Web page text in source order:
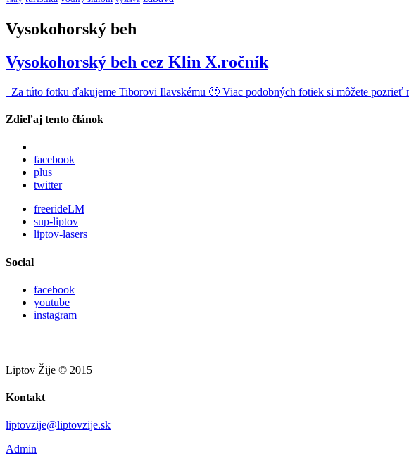
Vysokohorský beh
Vysokohorský beh cez Klin X.ročník
Za túto fotku ďakujeme Tiborovi Ilavskému 🙂 Viac podobných fotiek si môžete pozrieť
Zdieľaj tento článok
facebook
plus
twitter
freerideLM
sup-liptov
liptov-lasers
Social
facebook
youtube
instagram
Liptov Žije © 2015
Kontakt
liptovzije@liptovzije.sk
Admin